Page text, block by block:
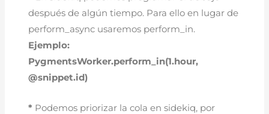
después de algún tiempo. Para ello en lugar de
perform_async usaremos perform_in.
Ejemplo:
PygmentsWorker.perform_in(1.hour,
@snippet.id)
* Podemos priorizar la cola en sidekiq, por